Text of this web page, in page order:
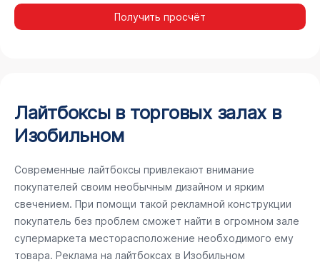
Получить просчёт
Лайтбоксы в торговых залах в
Изобильном
Современные лайтбоксы привлекают внимание
покупателей своим необычным дизайном и ярким
свечением. При помощи такой рекламной конструкции
покупатель без проблем сможет найти в огромном зале
супермаркета месторасположение необходимого ему
товара. Реклама на лайтбоксах в Изобильном